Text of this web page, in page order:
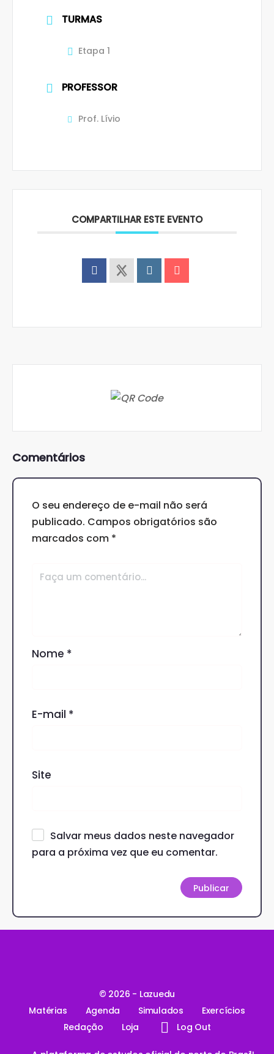
TURMAS
Etapa 1
PROFESSOR
Prof. Lívio
COMPARTILHAR ESTE EVENTO
Comentários
O seu endereço de e-mail não será
publicado. Campos obrigatórios são
marcados com *
Nome *
E-mail *
Site
Salvar meus dados neste navegador
para a próxima vez que eu comentar.
© 2026 - Lazuedu
Matérias
Agenda Simulados
Exercícios
Redação
Loja Log Out